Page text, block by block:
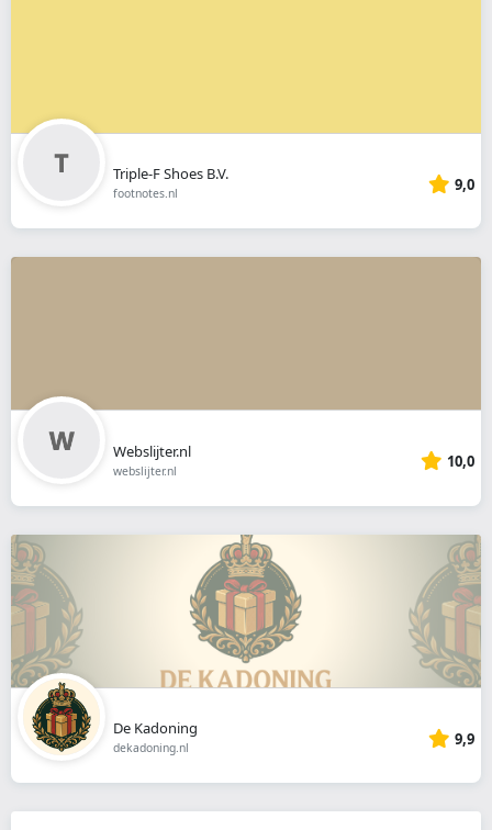
Triple-F Shoes B.V.
footnotes.nl 9,0
Webslijter.nl
webslijter.nl 10,0
De Kadoning
dekadoning.nl 9,9